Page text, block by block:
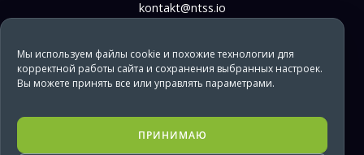
Мы используем файлы cookie и похожие технологии для
корректной работы сайта и сохранения выбранных настроек.
Вы можете принять все или управлять параметрами.
ПРИНИМАЮ
kontakt@ntss.io
bpo@ntss.io
+48 733 669 610